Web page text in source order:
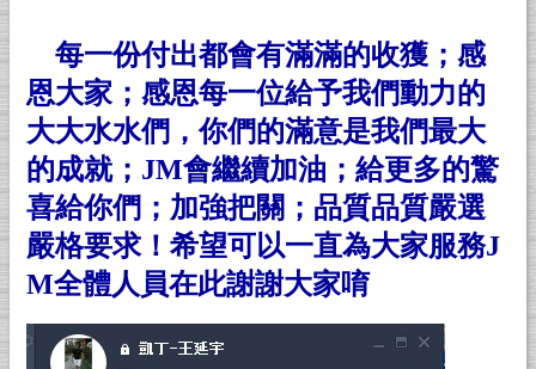
每一份付出都會有滿滿的收獲；感
恩大家；感恩每一位給予我們動力的
大大水水們，你們的滿意是我們最大
的成就；JM會繼續加油；給更多的驚
喜給你們；加強把關；品質品質嚴選
嚴格要求！希望可以一直為大家服務J
M全體人員在此謝謝大家唷